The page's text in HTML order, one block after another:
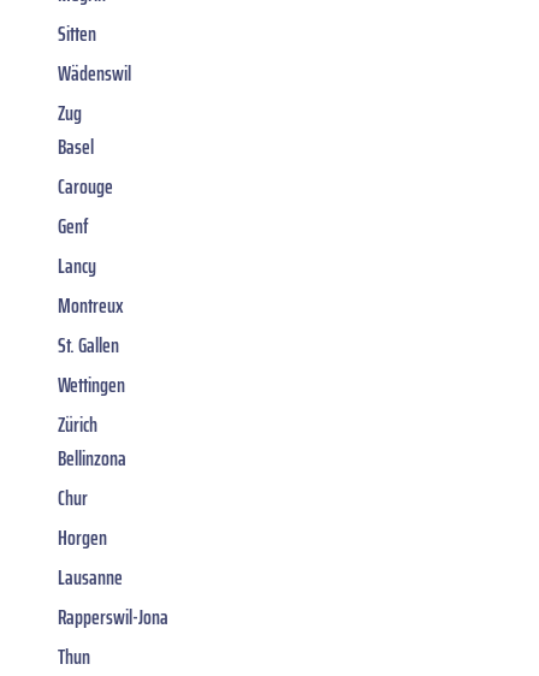
Sitten
Wädenswil
Zug
Basel
Carouge
Genf
Lancy
Montreux
St. Gallen
Wettingen
Zürich
Bellinzona
Chur
Horgen
Lausanne
Rapperswil-Jona
Thun